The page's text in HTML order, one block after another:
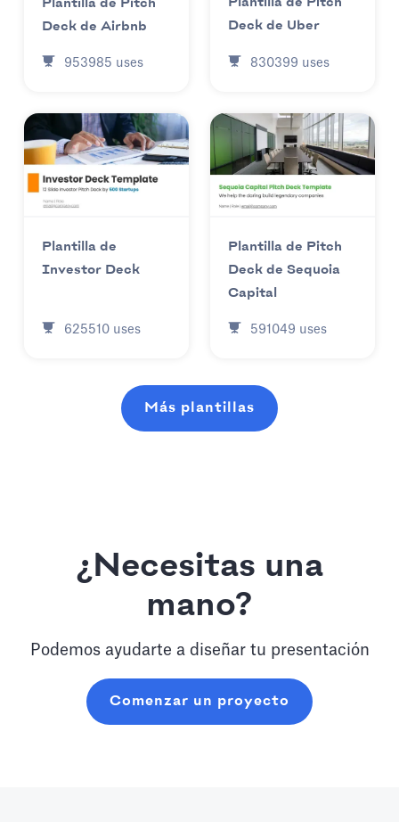
Plantilla de Pitch
Deck de Airbnb
953985 uses
Plantilla de Pitch
Deck de Uber
830399 uses
Plantilla de
Investor Deck
625510 uses
Plantilla de Pitch
Deck de Sequoia
Capital
591049 uses
Más plantillas
¿Necesitas una
mano?
Podemos ayudarte a diseñar tu presentación
Comenzar un proyecto